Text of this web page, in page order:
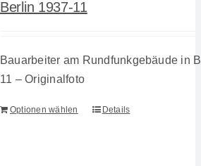
Berlin 1937-11
Bauarbeiter am Rundfunkgebäude in
11 – Originalfoto
Optionen wählen Details